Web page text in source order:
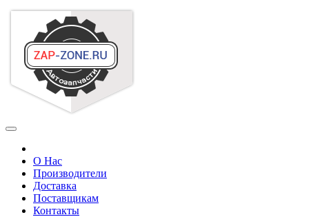
О Нас
Производители
Доставка
Поставщикам
Контакты